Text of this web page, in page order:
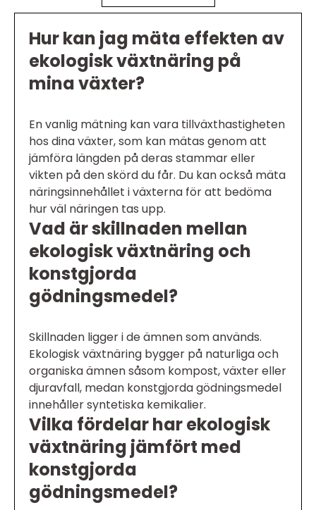
Hur kan jag mäta effekten av
ekologisk växtnäring på
mina växter?
En vanlig mätning kan vara tillväxthastigheten
hos dina växter, som kan mätas genom att
jämföra längden på deras stammar eller
vikten på den skörd du får. Du kan också mäta
näringsinnehållet i växterna för att bedöma
hur väl näringen tas upp.
Vad är skillnaden mellan
ekologisk växtnäring och
konstgjorda
gödningsmedel?
Skillnaden ligger i de ämnen som används.
Ekologisk växtnäring bygger på naturliga och
organiska ämnen såsom kompost, växter eller
djuravfall, medan konstgjorda gödningsmedel
innehåller syntetiska kemikalier.
Vilka fördelar har ekologisk
växtnäring jämfört med
konstgjorda
gödningsmedel?